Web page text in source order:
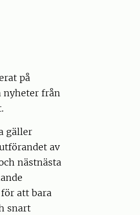
på
nyheter från
gäller
av
nästnästa
att bara
snart